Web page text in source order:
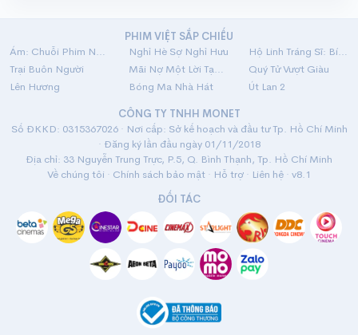
PHIM VIỆT SẮP CHIẾU
Ám: Chuỗi Phim Ngắn Linh Dị
Nghỉ Hè Sợ Nghỉ Hưu
Hộ Linh Tráng Sĩ: Bí Ẩn Mộ Vua Đinh
Trại Buôn Người
Mãi Nợ Một Lời Tạm Biệt
Quý Tử Vượt Giàu
Lên Hương
Bóng Ma Nhà Hát
Út Lan 2
CÔNG TY TNHH MONET
Số ĐKKD: 0315367026 · Nơi cấp: Sở kế hoạch và đầu tư Tp. Hồ Chí Minh
· Đăng ký lần đầu ngày 01/11/2018
Địa chỉ: 33 Nguyễn Trung Trực, P.5, Q. Bình Thạnh, Tp. Hồ Chí Minh
Về chúng tôi · Chính sách bảo mật · Hỗ trợ · Liên hệ · v8.1
ĐỐI TÁC